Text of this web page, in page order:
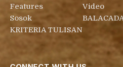
Features
Sosok
KRITERIA TULISAN
Video